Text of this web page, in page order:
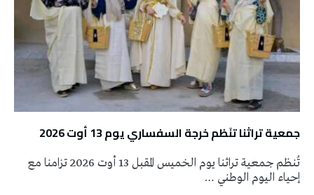
جمعية تراثنا تنَظم خرجة السفساري يوم 13 أوت 2026
تُنظم جمعية تراثنا يوم الخميس المقبل 13 أوت 2026 تزامنا مع
إحياء اليوم الوطني …